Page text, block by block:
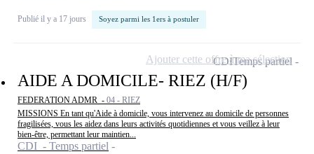
Publié il y a 17 jours Soyez parmi les 1ers à postuler
AIDE A DOMICILE- RIEZ (H/F)
FEDERATION ADMR - 04 - RIEZ
MISSIONS En tant qu'Aide à domicile, vous intervenez au domicile de personnes
fragilisées, vous les aidez dans leurs activités quotidiennes et vous veillez à leur
bien-être, permettant leur maintien...
CDI - Temps partiel
CDITemps partiel
Ajouter cette offre à ma sélection